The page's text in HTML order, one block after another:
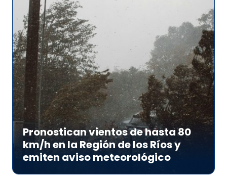
Pronostican vientos de hasta 80
km/h en la Región de los Ríos y
emiten aviso meteorológico